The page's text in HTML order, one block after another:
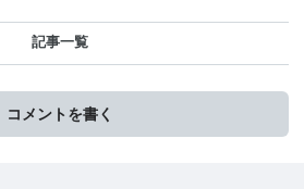
記事一覧
コメントを書く